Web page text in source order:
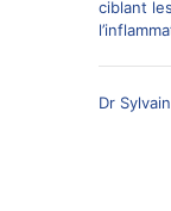
ciblant
Dr